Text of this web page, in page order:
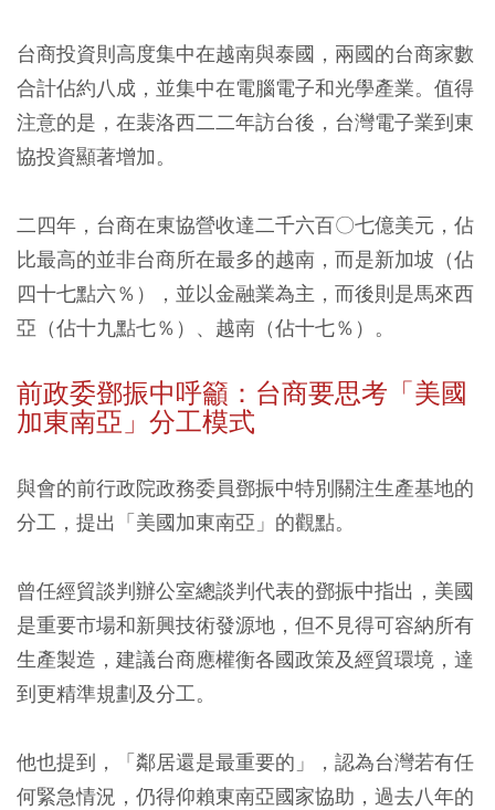
台商投資則高度集中在越南與泰國，兩國的台商家數
合計佔約八成，並集中在電腦電子和光學產業。值得
注意的是，在裴洛西二二年訪台後，台灣電子業到東
協投資顯著增加。
二四年，台商在東協營收達二千六百〇七億美元，佔
比最高的並非台商所在最多的越南，而是新加坡（佔
四十七點六％），並以金融業為主，而後則是馬來西
亞（佔十九點七％）、越南（佔十七％）。
前政委鄧振中呼籲：台商要思考「美國
加東南亞」分工模式
與會的前行政院政務委員鄧振中特別關注生產基地的
分工，提出「美國加東南亞」的觀點。
曾任經貿談判辦公室總談判代表的鄧振中指出，美國
是重要市場和新興技術發源地，但不見得可容納所有
生產製造，建議台商應權衡各國政策及經貿環境，達
到更精準規劃及分工。
他也提到，「鄰居還是最重要的」，認為台灣若有任
何緊急情況，仍得仰賴東南亞國家協助，過去八年的